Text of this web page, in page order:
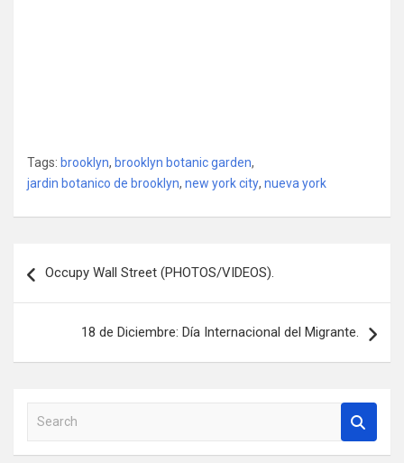
Tags: brooklyn, brooklyn botanic garden,
jardin botanico de brooklyn, new york city, nueva york
navigation
Occupy Wall Street (PHOTOS/VIDEOS).
18 de Diciembre: Día Internacional del Migrante.
a